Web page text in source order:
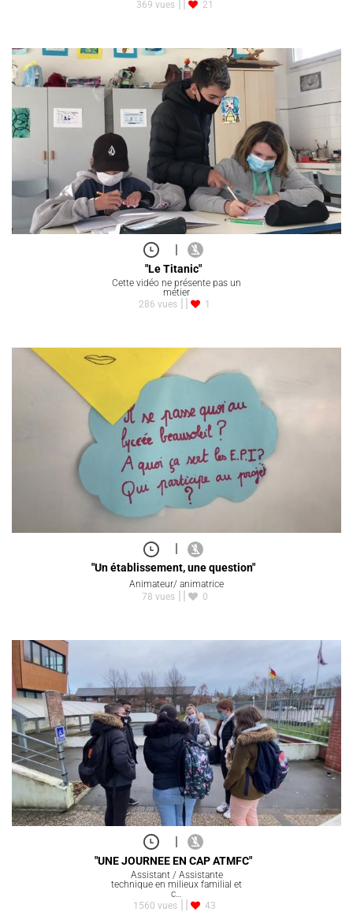
369 vues 21
|
"Le Titanic"
Cette vidéo ne présente pas un
métier
286 vues
1
|
"Un établissement, une question"
Animateur/ animatrice
78 vues
0
|
"UNE JOURNEE EN CAP ATMFC"
Assistant / Assistante
technique en milieux familial et
c…
1560 vues
43